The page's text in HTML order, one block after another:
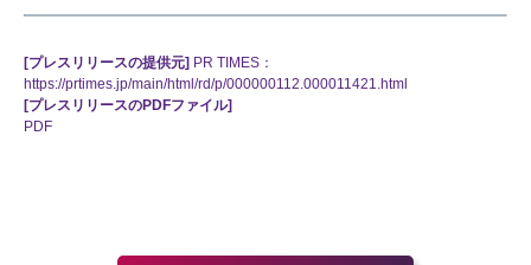
[プレスリリースの提供元] PR TIMES：
https://prtimes.jp/main/html/rd/p/000000112.000011421.html
[プレスリリースのPDFファイル]
PDF